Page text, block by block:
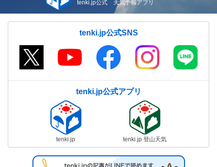
tenki.jp公式 天気予報アプリ
tenki.jp公式SNS
tenki.jp公式アプリ
tenki.jp tenki.jp 登山天気